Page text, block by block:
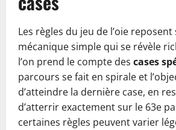
Les règles du jeu de l’oie
mécanique simple qui se révèle
l’on prend le compte des cases
parcours se fait en spirale et
d’atteindre la dernière case, en
d’atterrir exactement sur le 63e
certaines règles peuvent varier